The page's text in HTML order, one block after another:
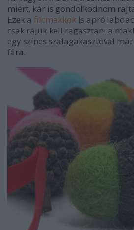
miért, kár is gondolkodnom
Ezek a filcmakkok is apró
csak rájuk kell ragasztani a
egy színes szalagakasztóval
fára.